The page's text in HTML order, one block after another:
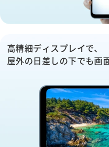
高精細ディスプレイで、
屋外の日差しの下でも画